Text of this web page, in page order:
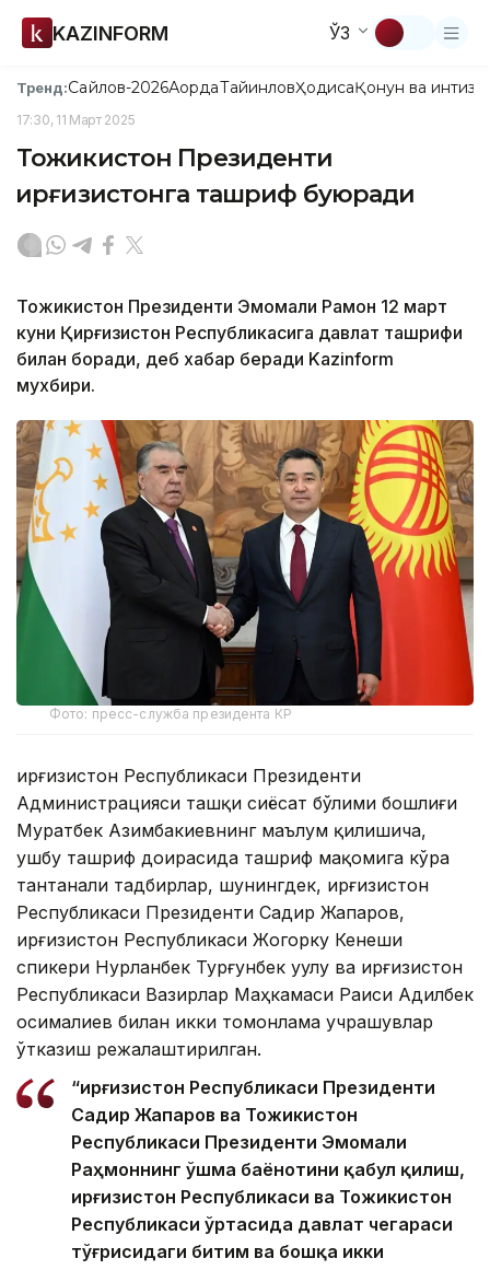
KAZINFORM ЎЗ
Тренд:Сайлов-2026АқордаТайинловҲодисаҚонун ва
17:30, 11 Март 2025
Тожикистон Президенти
Қирғизистонга ташриф буюради
Тожикистон Президенти Эмомали Раҳмон 12 март
куни Қирғизистон Республикасига давлат ташрифи
билан боради, деб хабар беради Kazinform
мухбири.
Фото: пресс-служба президента КР
Қирғизистон Республикаси Президенти
Администрацияси ташқи сиёсат бўлими бошлиғи
Муратбек Азимбакиевнинг маълум қилишича,
ушбу ташриф доирасида ташриф мақомига кўра
тантанали тадбирлар, шунингдек, Қирғизистон
Республикаси Президенти Садир Жапаров,
Қирғизистон Республикаси Жогорку Кенеши
спикери Нурланбек Турғунбек уулу ва Қирғизистон
Республикаси Вазирлар Маҳкамаси Раиси Адилбек
Қосималиев билан икки томонлама учрашувлар
ўтказиш режалаштирилган.
“Қирғизистон Республикаси Президенти
Садир Жапаров ва Тожикистон
Республикаси Президенти Эмомали
Раҳмоннинг Қўшма баёнотини қабул қилиш,
Қирғизистон Республикаси ва Тожикистон
Республикаси ўртасида давлат чегараси
тўғрисидаги битим ва бошқа икки